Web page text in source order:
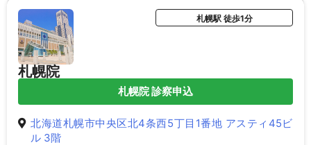
札幌院
札幌駅 徒歩1分
札幌院 診察申込
北海道札幌市中央区北4条西5丁目1番地 アスティ45ビ
ル 3階